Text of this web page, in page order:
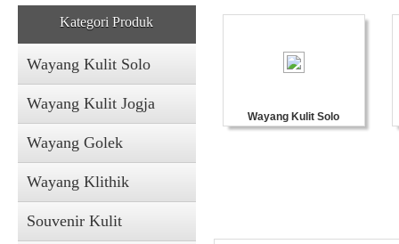
Kategori Produk
Wayang Kulit Solo
Wayang Kulit Jogja
Wayang Golek
Wayang Klithik
Souvenir Kulit
Wayang Kulit Solo